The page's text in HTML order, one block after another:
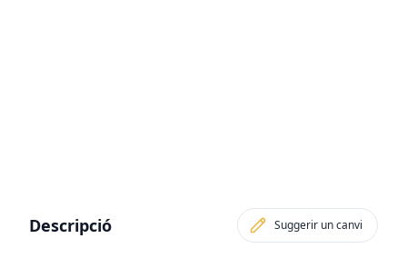
Descripció Suggerir un canvi